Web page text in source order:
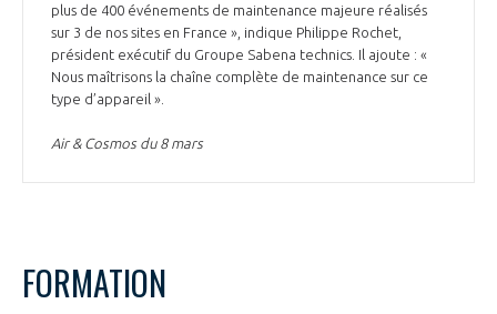
plus de 400 événements de maintenance majeure réalisés
sur 3 de nos sites en France », indique Philippe Rochet,
président exécutif du Groupe Sabena technics. Il ajoute : «
Nous maîtrisons la chaîne complète de maintenance sur ce
type d’appareil ».
Air & Cosmos du 8 mars
FORMATION